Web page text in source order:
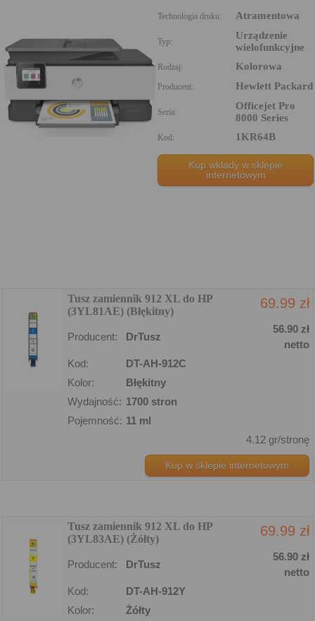
Technologia druku: Atramentowa
Typ:
Urządzenie
wielofunkcyjne
Rodzaj: Kolorowa
Producent: Hewlett Packard
Seria:
Officejet Pro
8000 Series
Kod: 1KR64B
Kup wkłady w sklepie
internetowym
Tusz zamiennik 912 XL do HP
(3YL81AE) (Błękitny)
69.99 zł
Producent: DrTusz
56.90 zł
netto
Kod:
DT-AH-912C
Kolor:
Błękitny
Wydajność: 1700 stron
Pojemność: 11 ml
4.12 gr/stronę
Kup w sklepie internetowym
Tusz zamiennik 912 XL do HP
(3YL83AE) (Żółty)
69.99 zł
Producent: DrTusz
56.90 zł
netto
Kod:
DT-AH-912Y
Kolor:
Żółty